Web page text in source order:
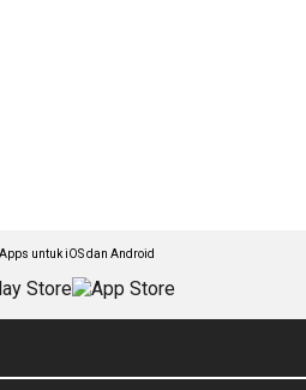
untuk iOS dan Android